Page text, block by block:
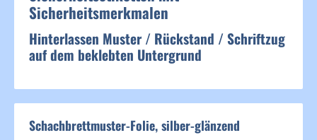
Sicherheitsmerkmalen
Hinterlassen Muster / Rückstand / Schriftzug
auf dem beklebten Untergrund
Schachbrettmuster-Folie, silber-glänzend